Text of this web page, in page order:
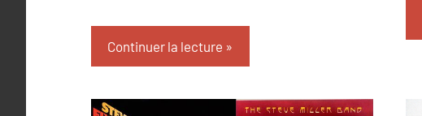
Continuer la lecture